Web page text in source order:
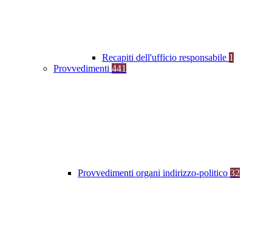
Recapiti dell'ufficio responsabile 1
Provvedimenti 441
Provvedimenti organi indirizzo-politico 32